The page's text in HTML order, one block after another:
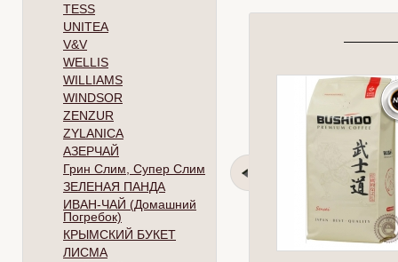
TESS
UNITEA
V&V
WELLIS
WILLIAMS
WINDSOR
ZENZUR
ZYLANICA
АЗЕРЧАЙ
Грин Слим, Супер Слим
ЗЕЛЕНАЯ ПАНДА
ИВАН-ЧАЙ (Домашний
Погребок)
КРЫМСКИЙ БУКЕТ
ЛИСМА